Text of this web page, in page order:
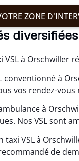
ZONE
VSL à Orschwiller
conventionné à
vos rendez-vous
à
Nos VSL sont
taxi VSL à
de